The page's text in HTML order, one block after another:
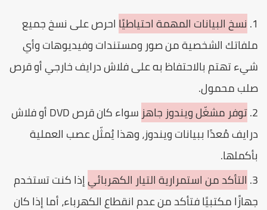
نسخ البيانات المهمة احتياطيًااحرص على نسخ جميع
الشخصية من صور ومستندات وفيديوهات وأي
تهتم بالاحتفاظ به على فلاش درايف خارجي أو قرص
محمول.
توفر مشغّل ويندوز جاهز
سواء كان قرص DVD أو فلاش
مُعدًا ببيانات ويندوز، وهذا يُمثّل عصب العملية
التأكد من استمرارية التيار الكهربائيإذا كنت تستخدم
مكتبيًا فتأكد من عدم انقطاع الكهرباء، أما إذا كان